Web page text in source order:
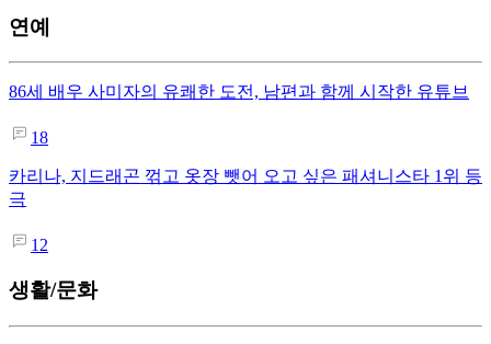
연예
86세 배우 사미자의 유쾌한 도전, 남편과 함께 시작한 유튜브
18
카리나, 지드래곤 꺾고 옷장 뺏어 오고 싶은 패셔니스타 1위 등
극
12
생활/문화